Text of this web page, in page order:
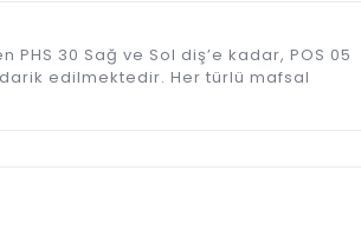
PHS 30 Sağ ve Sol diş’e kadar, POS 05
edilmektedir. Her türlü mafsal